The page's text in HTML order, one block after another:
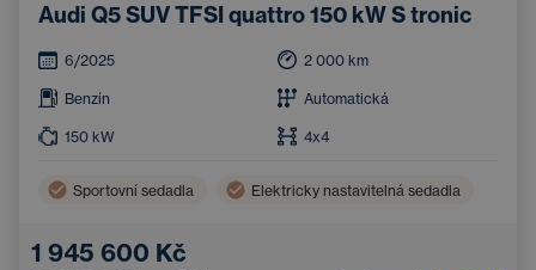
Audi Q5 SUV TFSI quattro 150 kW S tronic
6/2025 2 000 km
Benzín Automatická
150 kW 4x4
Sportovní sedadla Elektricky nastavitelná sedadla
1 945 600 Kč